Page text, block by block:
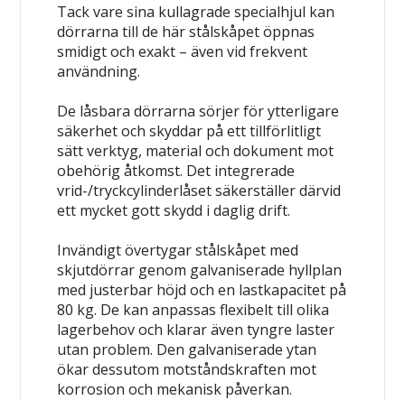
Tack vare sina kullagrade specialhjul kan
dörrarna till de här stålskåpet öppnas
smidigt och exakt – även vid frekvent
användning.
De låsbara dörrarna sörjer för ytterligare
säkerhet och skyddar på ett tillförlitligt
sätt verktyg, material och dokument mot
obehörig åtkomst. Det integrerade
vrid-/tryckcylinderlåset säkerställer därvid
ett mycket gott skydd i daglig drift.
Invändigt övertygar stålskåpet med
skjutdörrar genom galvaniserade hyllplan
med justerbar höjd och en lastkapacitet på
80 kg. De kan anpassas flexibelt till olika
lagerbehov och klarar även tyngre laster
utan problem. Den galvaniserade ytan
ökar dessutom motståndskraften mot
korrosion och mekanisk påverkan.